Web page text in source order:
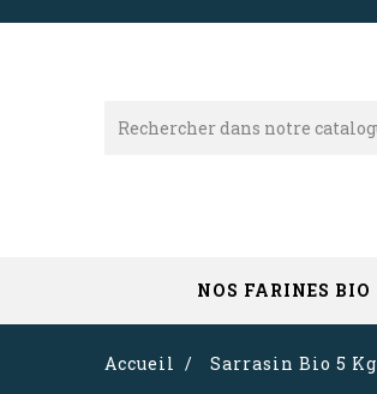
NOS FARINES BIO
Accueil Sarrasin Bio 5 Kg